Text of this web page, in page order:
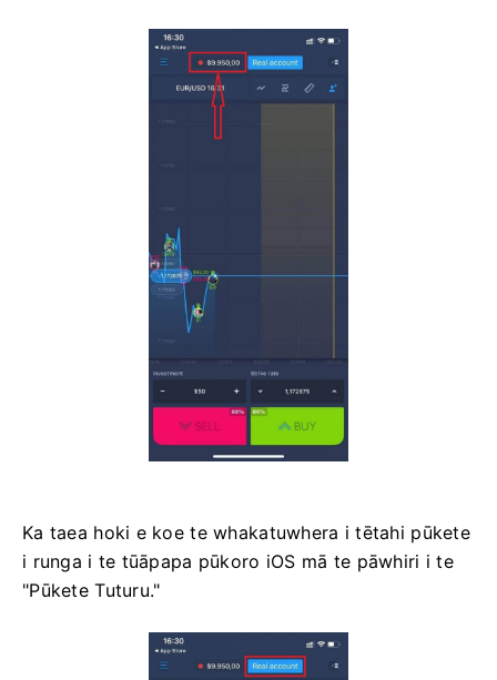
Ka taea hoki e koe te whakatuwhera i tētahi pūkete
i runga i te tūāpapa pūkoro iOS mā te pāwhiri i te
"Pūkete Tuturu."